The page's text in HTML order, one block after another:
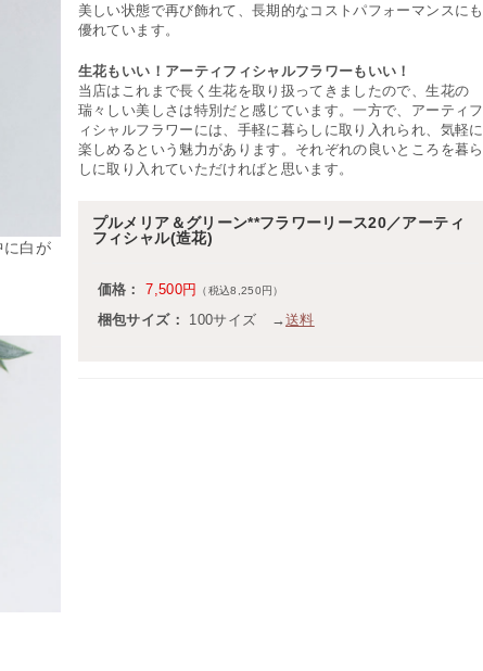
に白が
美しい状態で再び飾れて、長期的なコストパフォーマンスにも
優れています。
生花もいい！アーティフィシャルフラワーもいい！
当店はこれまで長く生花を取り扱ってきましたので、生花の
瑞々しい美しさは特別だと感じています。一方で、アーティフ
ィシャルフラワーには、手軽に暮らしに取り入れられ、気軽に
楽しめるという魅力があります。それぞれの良いところを暮ら
しに取り入れていただければと思います。
プルメリア＆グリーン**フラワーリース20／アーティ
フィシャル(造花)
価格： 7,500円 （税込8,250円）
梱包サイズ： 100サイズ →送料